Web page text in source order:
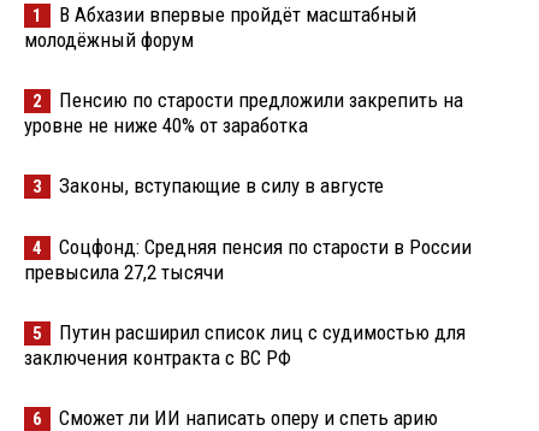
1
В Абхазии впервые пройдёт масштабный
молодёжный форум
2
Пенсию по старости предложили закрепить на
уровне не ниже 40% от заработка
3 Законы, вступающие в силу в августе
4
Соцфонд: Средняя пенсия по старости в России
превысила 27,2 тысячи
5
Путин расширил список лиц с судимостью для
заключения контракта с ВС РФ
6 Сможет ли ИИ написать оперу и спеть арию